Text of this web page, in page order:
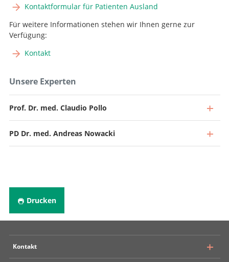
Kontaktformular für Patienten Ausland
Für weitere Informationen stehen wir Ihnen gerne zur
Verfügung:
Kontakt
Unsere Experten
Prof. Dr. med. Claudio Pollo
PD Dr. med. Andreas Nowacki
Drucken
Kontakt